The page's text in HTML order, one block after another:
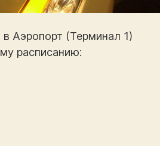
Аэропорт (Терминал 1)
расписанию: